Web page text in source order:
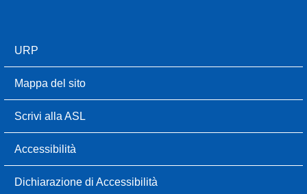
URP
Mappa del sito
Scrivi alla ASL
Accessibilità
Dichiarazione di Accessibilità